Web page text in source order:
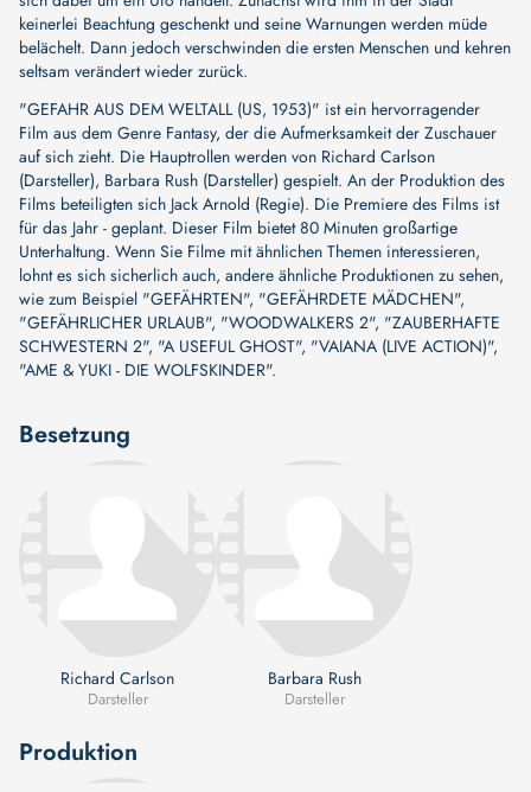
keinerlei Beachtung geschenkt und seine Warnungen werden müde
belächelt. Dann jedoch verschwinden die ersten Menschen und kehren
seltsam verändert wieder zurück.
"GEFAHR AUS DEM WELTALL (US, 1953)" ist ein hervorragender
Film aus dem Genre Fantasy, der die Aufmerksamkeit der Zuschauer
auf sich zieht. Die Hauptrollen werden von Richard Carlson
(Darsteller), Barbara Rush (Darsteller) gespielt. An der Produktion des
Films beteiligten sich Jack Arnold (Regie). Die Premiere des Films ist
für das Jahr - geplant. Dieser Film bietet 80 Minuten großartige
Unterhaltung. Wenn Sie Filme mit ähnlichen Themen interessieren,
lohnt es sich sicherlich auch, andere ähnliche Produktionen zu sehen,
wie zum Beispiel "GEFÄHRTEN", "GEFÄHRDETE MÄDCHEN",
"GEFÄHRLICHER URLAUB", "WOODWALKERS 2", "ZAUBERHAFTE
SCHWESTERN 2", "A USEFUL GHOST", "VAIANA (LIVE ACTION)",
"AME & YUKI - DIE WOLFSKINDER".
Besetzung
Richard Carlson
Darsteller
Barbara Rush
Darsteller
Produktion